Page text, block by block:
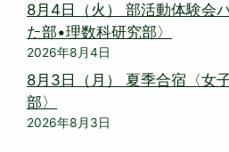
8月4日（火） 部活動体験会
た部•理数科研究部〉
2026年8月4日
8月3日（月） 夏季合宿〈女
部〉
2026年8月3日